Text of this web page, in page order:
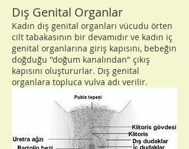
Dış Genital Organlar
Kadın dış genital organları vücudu örten
cilt tabakasının bir devamıdır ve kadın iç
genital organlarına giriş kapısını, bebeğin
doğduğu "doğum kanalından" çıkış
kapısını oluştururlar. Dış genital
organlara topluca vulva adı verilir.